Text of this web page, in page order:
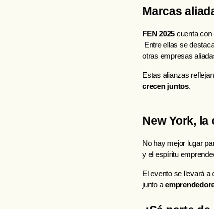
Marcas
FEN 2025 cuenta con
Entre ellas se
otras empresas
Estas alianzas
crecen juntos.
New York,
No hay mejor lugar
y el espíritu
El evento se llevará a
junto a